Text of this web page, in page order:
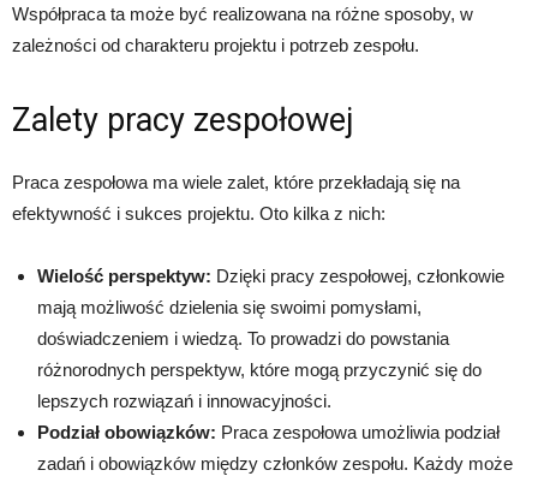
Współpraca ta może być realizowana na różne sposoby, w
zależności od charakteru projektu i potrzeb zespołu.
Zalety pracy zespołowej
Praca zespołowa ma wiele zalet, które przekładają się na
efektywność i sukces projektu. Oto kilka z nich:
Wielość perspektyw: Dzięki pracy zespołowej, członkowie
mają możliwość dzielenia się swoimi pomysłami,
doświadczeniem i wiedzą. To prowadzi do powstania
różnorodnych perspektyw, które mogą przyczynić się do
lepszych rozwiązań i innowacyjności.
Podział obowiązków: Praca zespołowa umożliwia podział
zadań i obowiązków między członków zespołu. Każdy może